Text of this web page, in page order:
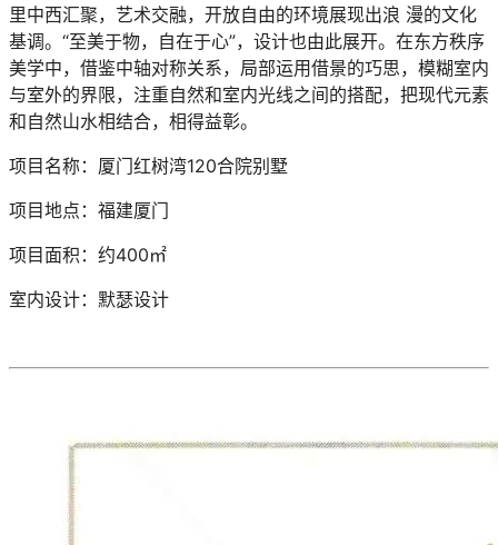
里中西汇聚，艺术交融，开放自由的环境展现出浪 漫的文化
基调。“至美于物，自在于心”，设计也由此展开。在东方秩序
美学中，借鉴中轴对称关系，局部运用借景的巧思，模糊室内
与室外的界限，注重自然和室内光线之间的搭配，把现代元素
和自然山水相结合，相得益彰。
项目名称：厦门红树湾120合院别墅
项目地点：福建厦门
项目面积：约400㎡
室内设计：默瑟设计